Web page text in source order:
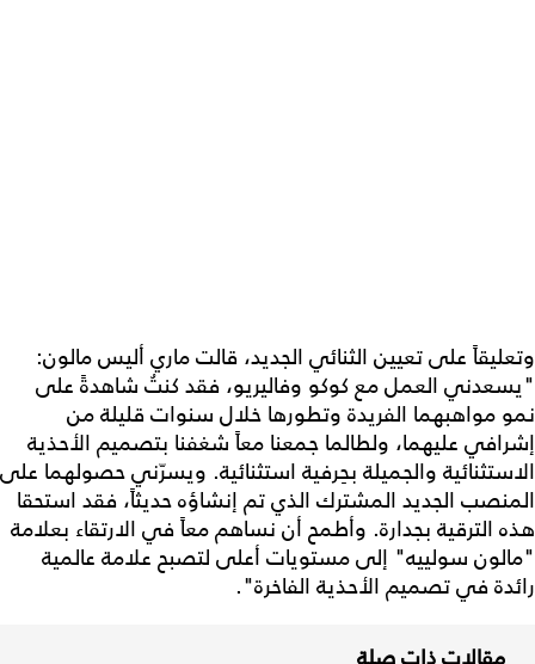
وتعليقاً على تعيين الثنائي الجديد، قالت ماري أليس مالون:
"يسعدني العمل مع كوكو وفاليريو، فقد كنتُ شاهدةً على
نمو مواهبهما الفريدة وتطورها خلال سنوات قليلة من
إشرافي عليهما، ولطالما جمعنا معاً شغفنا بتصميم الأحذية
الاستثنائية والجميلة بحِرفية استثنائية. ويسرّني حصولهما على
المنصب الجديد المشترك الذي تم إنشاؤه حديثاً، فقد استحقا
هذه الترقية بجدارة. وأطمح أن نساهم معاً في الارتقاء بعلامة
"مالون سولييه" إلى مستويات أعلى لتصبح علامة عالمية
رائدة في تصميم الأحذية الفاخرة".